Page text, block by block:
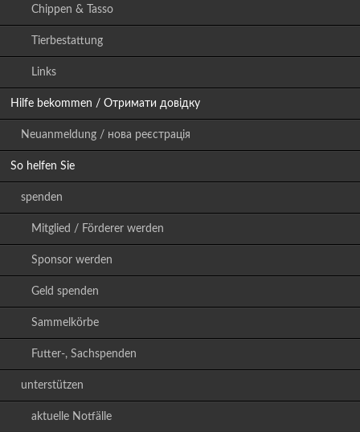
Chippen & Tasso
Tierbestattung
Links
Hilfe bekommen / Отримати довідку
Neuanmeldung / нова реєстрація
So helfen Sie
spenden
Mitglied / Förderer werden
Sponsor werden
Geld spenden
Sammelkörbe
Futter-, Sachspenden
unterstützen
aktuelle Notfälle